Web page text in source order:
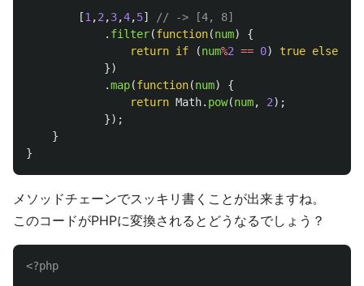
[1 ,2 ,3,4,5]
// -> [4, 8]
. filter(function(num)
{
return if (num%2 == 0) true else
})
.map(function(num)
{
return Math. pow(num, 2);
});
}
}
メソッドチェーンでスッキリ書くことが出来ますね。
このコードがPHPに変換されるとどうなるでしょう？
<?php